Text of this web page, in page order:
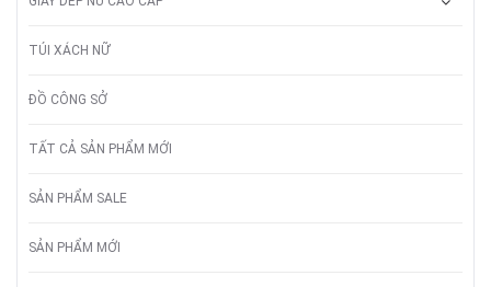
TÚI XÁCH NỮ
ĐỒ CÔNG SỞ
TẤT CẢ SẢN PHẨM MỚI
SẢN PHẨM SALE
SẢN PHẨM MỚI